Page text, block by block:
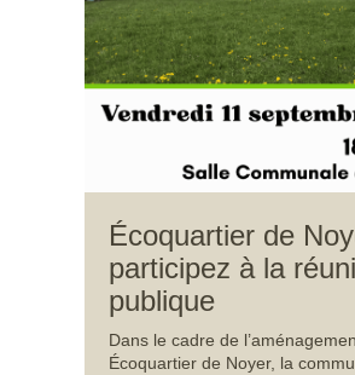
Écoquartier de
participez à la
publique
Dans le cadre de
Écoquartier de Noyer, la